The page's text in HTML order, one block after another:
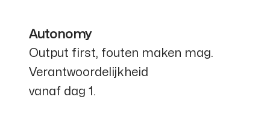
Autonomy
Output first, fouten maken mag.
Verantwoordelijkheid
vanaf dag 1.